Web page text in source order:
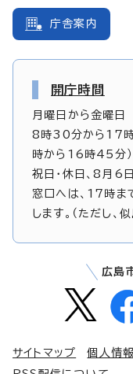
庁舎案内
開庁時間
月曜日から金曜日
8時30分から17時
時から16時45分）
祝日・休日、8月
窓口へは、17時ま
します。（ただし
広島
サイトマップ 個人情